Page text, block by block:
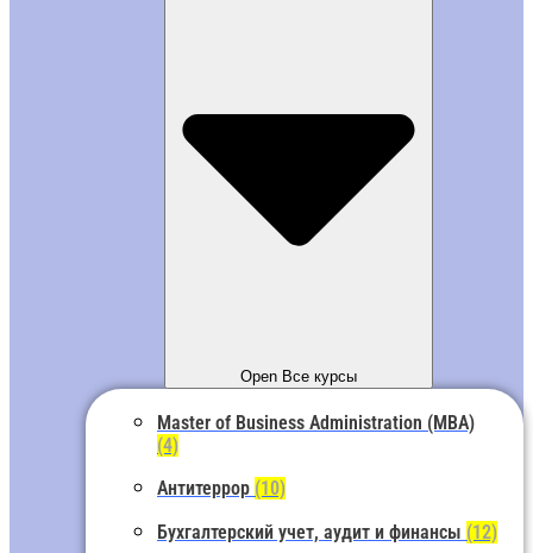
Open Все курсы
Master of Business Administration (MBA)
(4)
Антитеррор (10)
Бухгалтерский учет, аудит и финансы (12)